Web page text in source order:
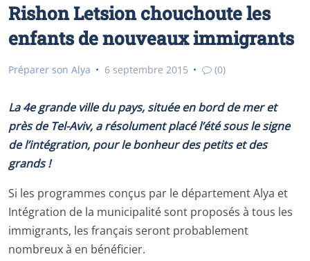
Rishon Letsion chouchoute les
enfants de nouveaux immigrants
Préparer son Alya 6 septembre 2015 (0)
La 4e grande ville du pays, située en bord de mer et
près de Tel-Aviv, a résolument placé l’été sous le signe
de l’intégration, pour le bonheur des petits et des
grands !
Si les programmes conçus par le département Alya et
Intégration de la municipalité sont proposés à tous les
immigrants, les français seront probablement
nombreux à en bénéficier.